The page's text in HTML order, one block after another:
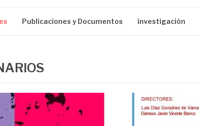
Publicaciones y Documentos investigación